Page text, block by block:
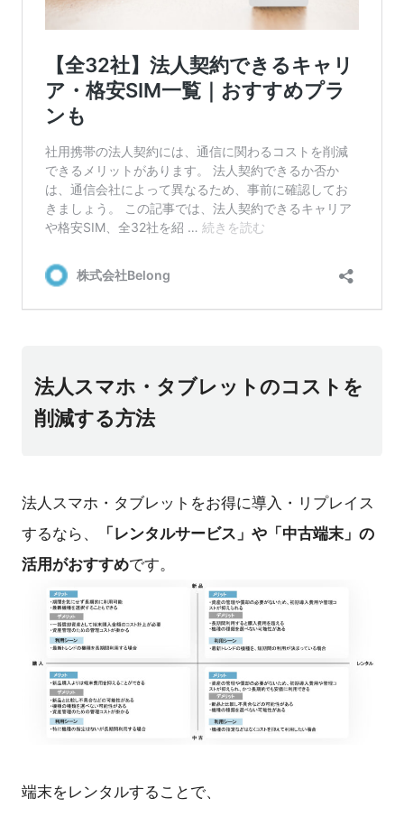
法人スマホ・タブレットのコストを
削減する方法
法人スマホ・タブレットをお得に導入・リプレイス
するなら、
「レンタルサービス」や「中古端末」の
活用がおすすめです。
端末をレンタルすることで、